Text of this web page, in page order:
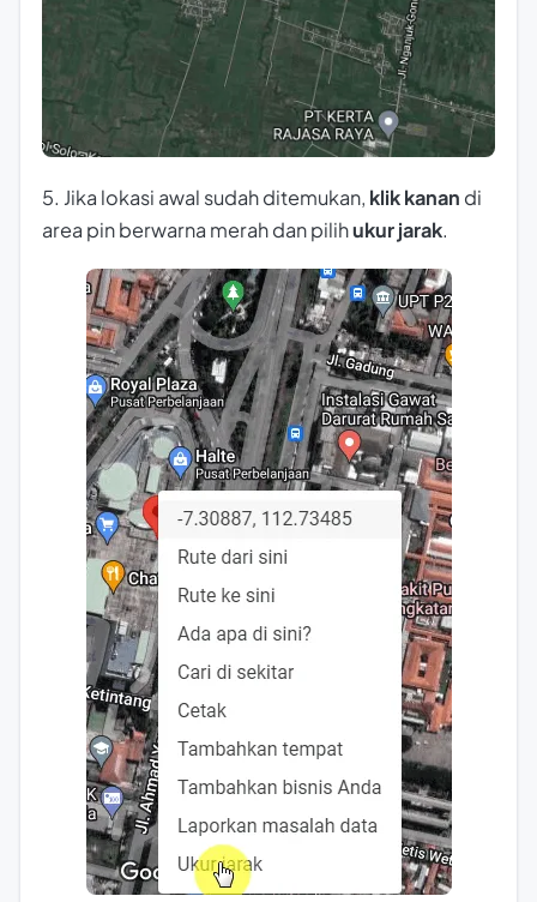
5. Jika lokasi awal sudah ditemukan, klik kanan di
area pin berwarna merah dan pilihukur jarak.